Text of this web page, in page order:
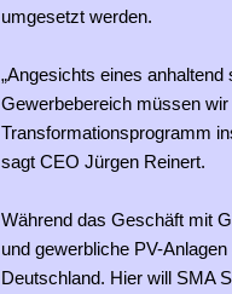
umgesetzt werden.
„Angesichts eines
Gewerbebereich müssen
Transformationsprogramm
sagt CEO Jürgen Reinert.
Während das Geschäft mit
und gewerbliche PV-
Deutschland. Hier will SMA